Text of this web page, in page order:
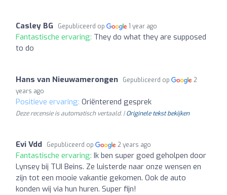
Casley BG Gepubliceerd op 1 year ago
Fantastische ervaring: They do what they are supposed
to do
Hans van Nieuwamerongen Gepubliceerd op
2
years ago
Positieve ervaring: Oriënterend gesprek
Deze recensie is automatisch vertaald. |Originele tekst bekijken
Evi Vdd Gepubliceerd op 2 years ago
Fantastische ervaring: Ik ben super goed geholpen door
Lynsey bij TUI Beins. Ze luisterde naar onze wensen en
zijn tot een mooie vakantie gekomen. Ook de auto
konden wij via hun huren. Super fijn!